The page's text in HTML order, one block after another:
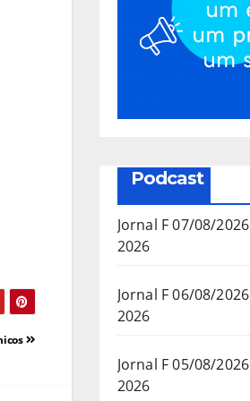
Podcast
Jornal F 07/08/2026
2026
Jornal F 06/08/2026
2026
Jornal F 05/08/2026
2026